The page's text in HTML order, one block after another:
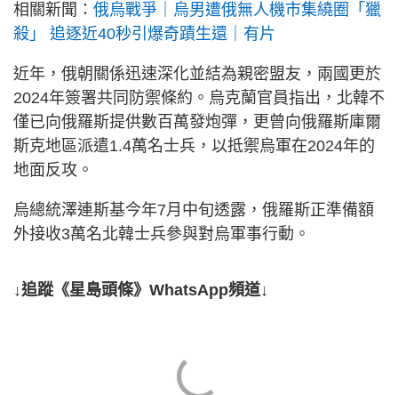
相關新聞： 俄烏戰爭｜烏男遭俄無人機市集繞圈「獵
殺」 追逐近40秒引爆奇蹟生還｜有片
近年，俄朝關係迅速深化並結為親密盟友，兩國更於
2024年簽署共同防禦條約。烏克蘭官員指出，北韓不
僅已向俄羅斯提供數百萬發炮彈，更曾向俄羅斯庫爾
斯克地區派遣1.4萬名士兵，以抵禦烏軍在2024年的
地面反攻。
烏總統澤連斯基今年7月中旬透露，俄羅斯正準備額
外接收3萬名北韓士兵參與對烏軍事行動。
↓追蹤《星島頭條》WhatsApp頻道↓